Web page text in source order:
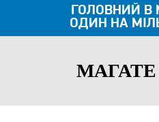
ГОЛОВНИЙ В
ОДИН НА
МАГАТЕ